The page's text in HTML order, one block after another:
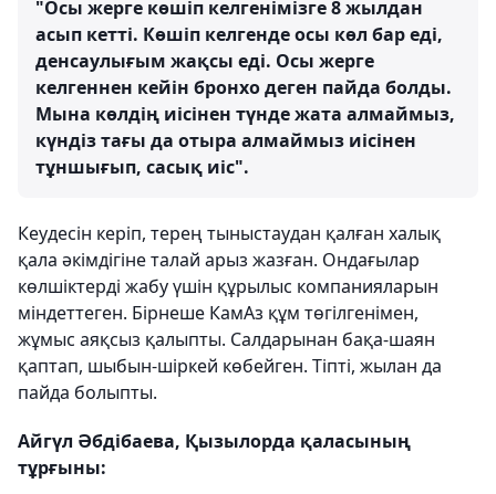
"Осы жерге көшіп келгенімізге 8 жылдан
асып кетті. Көшіп келгенде осы көл бар еді,
денсаулығым жақсы еді. Осы жерге
келгеннен кейін бронхо деген пайда болды.
Мына көлдің иісінен түнде жата алмаймыз,
күндіз тағы да отыра алмаймыз иісінен
тұншығып, сасық иіс".
Кеудесін керіп, терең тыныстаудан қалған халық
қала әкімдігіне талай арыз жазған. Ондағылар
көлшіктерді жабу үшін құрылыс компанияларын
міндеттеген. Бірнеше КамАз құм төгілгенімен,
жұмыс аяқсыз қалыпты. Салдарынан бақа-шаян
қаптап, шыбын-шіркей көбейген. Тіпті, жылан да
пайда болыпты.
Айгүл Әбдібаева, Қызылорда қаласының
тұрғыны: